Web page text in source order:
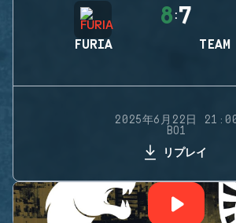
FURIA
8 :7
2025年6月22日
BO1
リプレイ